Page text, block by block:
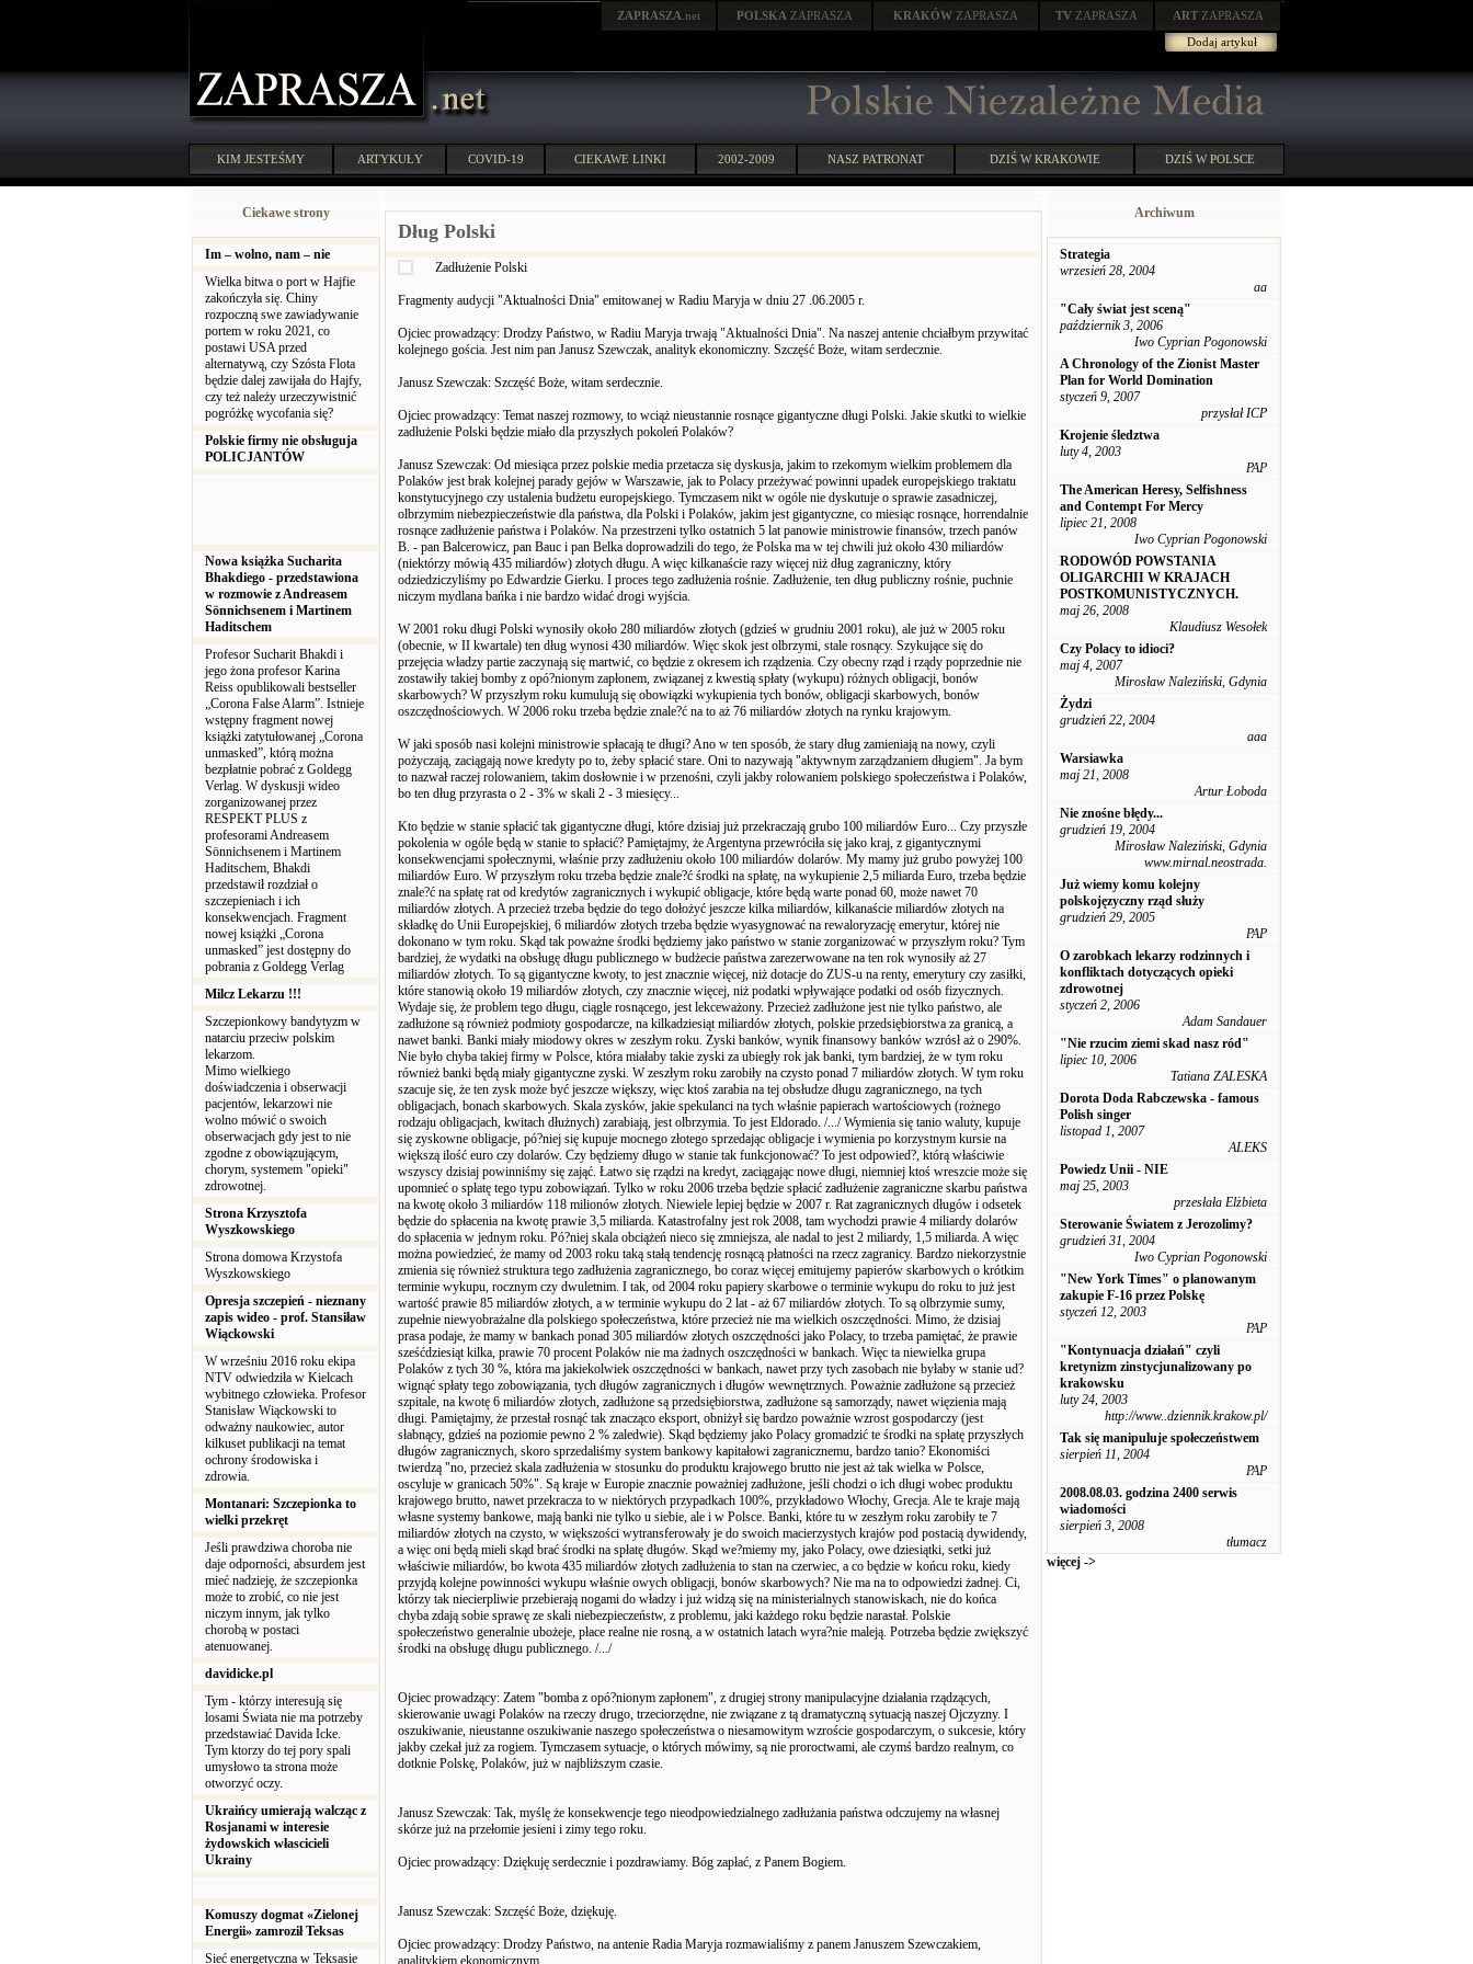
ZAPRASZA .net POLSKA ZAPRASZA KRAKÓW ZAPRASZA TV ZAPRASZA ART ZAPRASZA
Dodaj artykuł
KIM JESTEŚMY ARTYKUŁY COVID-19 CIEKAWE LINKI 2002-2009 NASZ PATRONAT DZIŚ W KRAKOWIE DZIŚ W POLSCE
Ciekawe strony
Im – wolno, nam – nie
Wielka bitwa o port w Hajfie
zakończyła się. Chiny
rozpoczną swe zawiadywanie
portem w roku 2021, co
postawi USA przed
alternatywą, czy Szósta Flota
będzie dalej zawijała do Hajfy,
czy też należy urzeczywistnić
pogróżkę wycofania się?
Polskie firmy nie obsługuja
POLICJANTÓW
Nowa książka Sucharita
Bhakdiego - przedstawiona
w rozmowie z Andreasem
Sönnichsenem i Martinem
Haditschem
Profesor Sucharit Bhakdi i
jego żona profesor Karina
Reiss opublikowali bestseller
„Corona False Alarm”. Istnieje
wstępny fragment nowej
książki zatytułowanej „Corona
unmasked”, którą można
bezpłatnie pobrać z Goldegg
Verlag. W dyskusji wideo
zorganizowanej przez
RESPEKT PLUS z
profesorami Andreasem
Sönnichsenem i Martinem
Haditschem, Bhakdi
przedstawił rozdział o
szczepieniach i ich
konsekwencjach. Fragment
nowej książki „Corona
unmasked” jest dostępny do
pobrania z Goldegg Verlag
Milcz Lekarzu !!!
Szczepionkowy bandytyzm w
natarciu przeciw polskim
lekarzom.
Mimo wielkiego
doświadczenia i obserwacji
pacjentów, lekarzowi nie
wolno mówić o swoich
obserwacjach gdy jest to nie
zgodne z obowiązującym,
chorym, systemem "opieki"
zdrowotnej.
Strona Krzysztofa
Wyszkowskiego
Strona domowa Krzystofa
Wyszkowskiego
Opresja szczepień - nieznany
zapis wideo - prof. Stansiław
Wiąckowski
W wrześniu 2016 roku ekipa
NTV odwiedziła w Kielcach
wybitnego człowieka. Profesor
Stanisław Wiąckowski to
odważny naukowiec, autor
kilkuset publikacji na temat
ochrony środowiska i
zdrowia.
Montanari: Szczepionka to
wielki przekręt
Jeśli prawdziwa choroba nie
daje odporności, absurdem jest
mieć nadzieję, że szczepionka
może to zrobić, co nie jest
niczym innym, jak tylko
chorobą w postaci
atenuowanej.
davidicke.pl
Tym - którzy interesują się
losami Świata nie ma potrzeby
przedstawiać Davida Icke.
Tym ktorzy do tej pory spali
umysłowo ta strona może
otworzyć oczy.
Ukraińcy umierają walcząc z
Rosjanami w interesie
żydowskich włascicieli
Ukrainy
Komuszy dogmat «Zielonej
Energii» zamroził Teksas
Sieć energetyczna w Teksasie
Dług Polski
Zadłużenie Polski
Fragmenty audycji "Aktualności Dnia" emitowanej w Radiu Maryja w dniu 27 .06.2005 r.
Ojciec prowadzący: Drodzy Państwo, w Radiu Maryja trwają "Aktualności Dnia". Na naszej antenie chciałbym przywitać
kolejnego gościa. Jest nim pan Janusz Szewczak, analityk ekonomiczny. Szczęść Boże, witam serdecznie.
Janusz Szewczak: Szczęść Boże, witam serdecznie.
Ojciec prowadzący: Temat naszej rozmowy, to wciąż nieustannie rosnące gigantyczne długi Polski. Jakie skutki to wielkie
zadłużenie Polski będzie miało dla przyszłych pokoleń Polaków?
Janusz Szewczak: Od miesiąca przez polskie media przetacza się dyskusja, jakim to rzekomym wielkim problemem dla
Polaków jest brak kolejnej parady gejów w Warszawie, jak to Polacy przeżywać powinni upadek europejskiego traktatu
konstytucyjnego czy ustalenia budżetu europejskiego. Tymczasem nikt w ogóle nie dyskutuje o sprawie zasadniczej,
olbrzymim niebezpieczeństwie dla państwa, dla Polski i Polaków, jakim jest gigantyczne, co miesiąc rosnące, horrendalnie
rosnące zadłużenie państwa i Polaków. Na przestrzeni tylko ostatnich 5 lat panowie ministrowie finansów, trzech panów
B. - pan Balcerowicz, pan Bauc i pan Belka doprowadzili do tego, że Polska ma w tej chwili już około 430 miliardów
(niektórzy mówią 435 miliardów) złotych długu. A więc kilkanaście razy więcej niż dług zagraniczny, który
odziedziczyliśmy po Edwardzie Gierku. I proces tego zadłużenia rośnie. Zadłużenie, ten dług publiczny rośnie, puchnie
niczym mydlana bańka i nie bardzo widać drogi wyjścia.
W 2001 roku długi Polski wynosiły około 280 miliardów złotych (gdzieś w grudniu 2001 roku), ale już w 2005 roku
(obecnie, w II kwartale) ten dług wynosi 430 miliardów. Więc skok jest olbrzymi, stale rosnący. Szykujące się do
przejęcia władzy partie zaczynają się martwić, co będzie z okresem ich rządzenia. Czy obecny rząd i rządy poprzednie nie
zostawiły takiej bomby z opó?nionym zapłonem, związanej z kwestią spłaty (wykupu) różnych obligacji, bonów
skarbowych? W przyszłym roku kumulują się obowiązki wykupienia tych bonów, obligacji skarbowych, bonów
oszczędnościowych. W 2006 roku trzeba będzie znale?ć na to aż 76 miliardów złotych na rynku krajowym.
W jaki sposób nasi kolejni ministrowie spłacają te długi? Ano w ten sposób, że stary dług zamieniają na nowy, czyli
pożyczają, zaciągają nowe kredyty po to, żeby spłacić stare. Oni to nazywają "aktywnym zarządzaniem długiem". Ja bym
to nazwał raczej rolowaniem, takim dosłownie i w przenośni, czyli jakby rolowaniem polskiego społeczeństwa i Polaków,
bo ten dług przyrasta o 2 - 3% w skali 2 - 3 miesięcy...
Kto będzie w stanie spłacić tak gigantyczne długi, które dzisiaj już przekraczają grubo 100 miliardów Euro... Czy przyszłe
pokolenia w ogóle będą w stanie to spłacić? Pamiętajmy, że Argentyna przewróciła się jako kraj, z gigantycznymi
konsekwencjami społecznymi, właśnie przy zadłużeniu około 100 miliardów dolarów. My mamy już grubo powyżej 100
miliardów Euro. W przyszłym roku trzeba będzie znale?ć środki na spłatę, na wykupienie 2,5 miliarda Euro, trzeba będzie
znale?ć na spłatę rat od kredytów zagranicznych i wykupić obligacje, które będą warte ponad 60, może nawet 70
miliardów złotych. A przecież trzeba będzie do tego dołożyć jeszcze kilka miliardów, kilkanaście miliardów złotych na
składkę do Unii Europejskiej, 6 miliardów złotych trzeba będzie wyasygnować na rewaloryzację emerytur, której nie
dokonano w tym roku. Skąd tak poważne środki będziemy jako państwo w stanie zorganizować w przyszłym roku? Tym
bardziej, że wydatki na obsługę długu publicznego w budżecie państwa zarezerwowane na ten rok wynosiły aż 27
miliardów złotych. To są gigantyczne kwoty, to jest znacznie więcej, niż dotacje do ZUS-u na renty, emerytury czy zasiłki,
które stanowią około 19 miliardów złotych, czy znacznie więcej, niż podatki wpływające podatki od osób fizycznych.
Wydaje się, że problem tego długu, ciągle rosnącego, jest lekceważony. Przecież zadłużone jest nie tylko państwo, ale
zadłużone są również podmioty gospodarcze, na kilkadziesiąt miliardów złotych, polskie przedsiębiorstwa za granicą, a
nawet banki. Banki miały miodowy okres w zeszłym roku. Zyski banków, wynik finansowy banków wzrósł aż o 290%.
Nie było chyba takiej firmy w Polsce, która miałaby takie zyski za ubiegły rok jak banki, tym bardziej, że w tym roku
również banki będą miały gigantyczne zyski. W zeszłym roku zarobiły na czysto ponad 7 miliardów złotych. W tym roku
szacuje się, że ten zysk może być jeszcze większy, więc ktoś zarabia na tej obsłudze długu zagranicznego, na tych
obligacjach, bonach skarbowych. Skala zysków, jakie spekulanci na tych właśnie papierach wartościowych (rożnego
rodzaju obligacjach, kwitach dłużnych) zarabiają, jest olbrzymia. To jest Eldorado. /.../ Wymienia się tanio waluty, kupuje
się zyskowne obligacje, pó?niej się kupuje mocnego złotego sprzedając obligacje i wymienia po korzystnym kursie na
większą ilość euro czy dolarów. Czy będziemy długo w stanie tak funkcjonować? To jest odpowied?, którą właściwie
wszyscy dzisiaj powinniśmy się zająć. Łatwo się rządzi na kredyt, zaciągając nowe długi, niemniej ktoś wreszcie może się
upomnieć o spłatę tego typu zobowiązań. Tylko w roku 2006 trzeba będzie spłacić zadłużenie zagraniczne skarbu państwa
na kwotę około 3 miliardów 118 milionów złotych. Niewiele lepiej będzie w 2007 r. Rat zagranicznych długów i odsetek
będzie do spłacenia na kwotę prawie 3,5 miliarda. Katastrofalny jest rok 2008, tam wychodzi prawie 4 miliardy dolarów
do spłacenia w jednym roku. Pó?niej skala obciążeń nieco się zmniejsza, ale nadal to jest 2 miliardy, 1,5 miliarda. A więc
można powiedzieć, że mamy od 2003 roku taką stałą tendencję rosnącą płatności na rzecz zagranicy. Bardzo niekorzystnie
zmienia się również struktura tego zadłużenia zagranicznego, bo coraz więcej emitujemy papierów skarbowych o krótkim
terminie wykupu, rocznym czy dwuletnim. I tak, od 2004 roku papiery skarbowe o terminie wykupu do roku to już jest
wartość prawie 85 miliardów złotych, a w terminie wykupu do 2 lat - aż 67 miliardów złotych. To są olbrzymie sumy,
zupełnie niewyobrażalne dla polskiego społeczeństwa, które przecież nie ma wielkich oszczędności. Mimo, że dzisiaj
prasa podaje, że mamy w bankach ponad 305 miliardów złotych oszczędności jako Polacy, to trzeba pamiętać, że prawie
sześćdziesiąt kilka, prawie 70 procent Polaków nie ma żadnych oszczędności w bankach. Więc ta niewielka grupa
Polaków z tych 30 %, która ma jakiekolwiek oszczędności w bankach, nawet przy tych zasobach nie byłaby w stanie ud?
wignąć spłaty tego zobowiązania, tych długów zagranicznych i długów wewnętrznych. Poważnie zadłużone są przecież
szpitale, na kwotę 6 miliardów złotych, zadłużone są przedsiębiorstwa, zadłużone są samorządy, nawet więzienia mają
długi. Pamiętajmy, że przestał rosnąć tak znacząco eksport, obniżył się bardzo poważnie wzrost gospodarczy (jest
słabnący, gdzieś na poziomie pewno 2 % zaledwie). Skąd będziemy jako Polacy gromadzić te środki na spłatę przyszłych
długów zagranicznych, skoro sprzedaliśmy system bankowy kapitałowi zagranicznemu, bardzo tanio? Ekonomiści
twierdzą "no, przecież skala zadłużenia w stosunku do produktu krajowego brutto nie jest aż tak wielka w Polsce,
oscyluje w granicach 50%". Są kraje w Europie znacznie poważniej zadłużone, jeśli chodzi o ich długi wobec produktu
krajowego brutto, nawet przekracza to w niektórych przypadkach 100%, przykładowo Włochy, Grecja. Ale te kraje mają
własne systemy bankowe, mają banki nie tylko u siebie, ale i w Polsce. Banki, które tu w zeszłym roku zarobiły te 7
miliardów złotych na czysto, w większości wytransferowały je do swoich macierzystych krajów pod postacią dywidendy,
a więc oni będą mieli skąd brać środki na spłatę długów. Skąd we?miemy my, jako Polacy, owe dziesiątki, setki już
właściwie miliardów, bo kwota 435 miliardów złotych zadłużenia to stan na czerwiec, a co będzie w końcu roku, kiedy
przyjdą kolejne powinności wykupu właśnie owych obligacji, bonów skarbowych? Nie ma na to odpowiedzi żadnej. Ci,
którzy tak niecierpliwie przebierają nogami do władzy i już widzą się na ministerialnych stanowiskach, nie do końca
chyba zdają sobie sprawę ze skali niebezpieczeństw, z problemu, jaki każdego roku będzie narastał. Polskie
społeczeństwo generalnie ubożeje, płace realne nie rosną, a w ostatnich latach wyra?nie maleją. Potrzeba będzie zwiększyć
środki na obsługę długu publicznego. /.../
Ojciec prowadzący: Zatem "bomba z opó?nionym zapłonem", z drugiej strony manipulacyjne działania rządzących,
skierowanie uwagi Polaków na rzeczy drugo, trzeciorzędne, nie związane z tą dramatyczną sytuacją naszej Ojczyzny. I
oszukiwanie, nieustanne oszukiwanie naszego społeczeństwa o niesamowitym wzroście gospodarczym, o sukcesie, który
jakby czekał już za rogiem. Tymczasem sytuacje, o których mówimy, są nie proroctwami, ale czymś bardzo realnym, co
dotknie Polskę, Polaków, już w najbliższym czasie.
Janusz Szewczak: Tak, myślę że konsekwencje tego nieodpowiedzialnego zadłużania państwa odczujemy na własnej
skórze już na przełomie jesieni i zimy tego roku.
Ojciec prowadzący: Dziękuję serdecznie i pozdrawiamy. Bóg zapłać, z Panem Bogiem.
Janusz Szewczak: Szczęść Boże, dziękuję.
Ojciec prowadzący: Drodzy Państwo, na antenie Radia Maryja rozmawialiśmy z panem Januszem Szewczakiem,
analitykiem ekonomicznym.
Archiwum
Strategia
wrzesień 28, 2004
aa
"Cały świat jest sceną"
październik 3, 2006
Iwo Cyprian Pogonowski
A Chronology of the Zionist Master
Plan for World Domination
styczeń 9, 2007
przysłał ICP
Krojenie śledztwa
luty 4, 2003
PAP
The American Heresy, Selfishness
and Contempt For Mercy
lipiec 21, 2008
Iwo Cyprian Pogonowski
RODOWÓD POWSTANIA
OLIGARCHII W KRAJACH
POSTKOMUNISTYCZNYCH.
maj 26, 2008
Klaudiusz Wesołek
Czy Polacy to idioci?
maj 4, 2007
Mirosław Naleziński, Gdynia
Żydzi
grudzień 22, 2004
aaa
Warsiawka
maj 21, 2008
Artur Łoboda
Nie znośne błędy...
grudzień 19, 2004
Mirosław Naleziński, Gdynia
www.mirnal.neostrada.
Już wiemy komu kolejny
polskojęzyczny rząd służy
grudzień 29, 2005
PAP
O zarobkach lekarzy rodzinnych i
konfliktach dotyczących opieki
zdrowotnej
styczeń 2, 2006
Adam Sandauer
"Nie rzucim ziemi skad nasz ród"
lipiec 10, 2006
Tatiana ZALESKA
Dorota Doda Rabczewska - famous
Polish singer
listopad 1, 2007
ALEKS
Powiedz Unii - NIE
maj 25, 2003
przesłała Elżbieta
Sterowanie Światem z Jerozolimy?
grudzień 31, 2004
Iwo Cyprian Pogonowski
"New York Times" o planowanym
zakupie F-16 przez Polskę
styczeń 12, 2003
PAP
"Kontynuacja działań" czyli
kretynizm zinstycjunalizowany po
krakowsku
luty 24, 2003
http://www..dziennik.krakow.pl/
Tak się manipuluje społeczeństwem
sierpień 11, 2004
PAP
2008.08.03. godzina 2400 serwis
wiadomości
sierpień 3, 2008
tłumacz
więcej ->